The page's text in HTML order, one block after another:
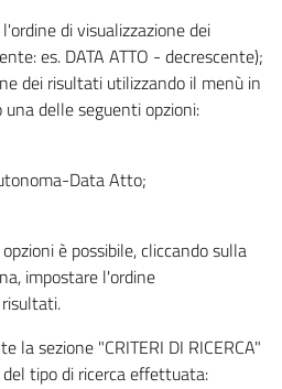
di visualizzazione dei
es. DATA ATTO - decrescente);
dei risultati utilizzando il menù in
delle seguenti opzioni:
Data Atto;
è possibile, cliccando sulla
impostare l'ordine
la sezione "CRITERI DI RICERCA"
tipo di ricerca effettuata: